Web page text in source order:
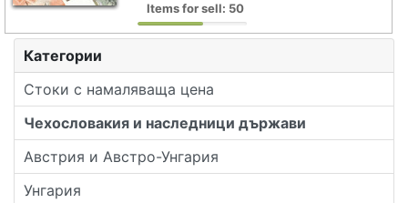
Категории
Стоки с намаляваща цена
Чехословакия и наследници държави
Австрия и Австро-Унгария
Унгария
Items for sell: 50